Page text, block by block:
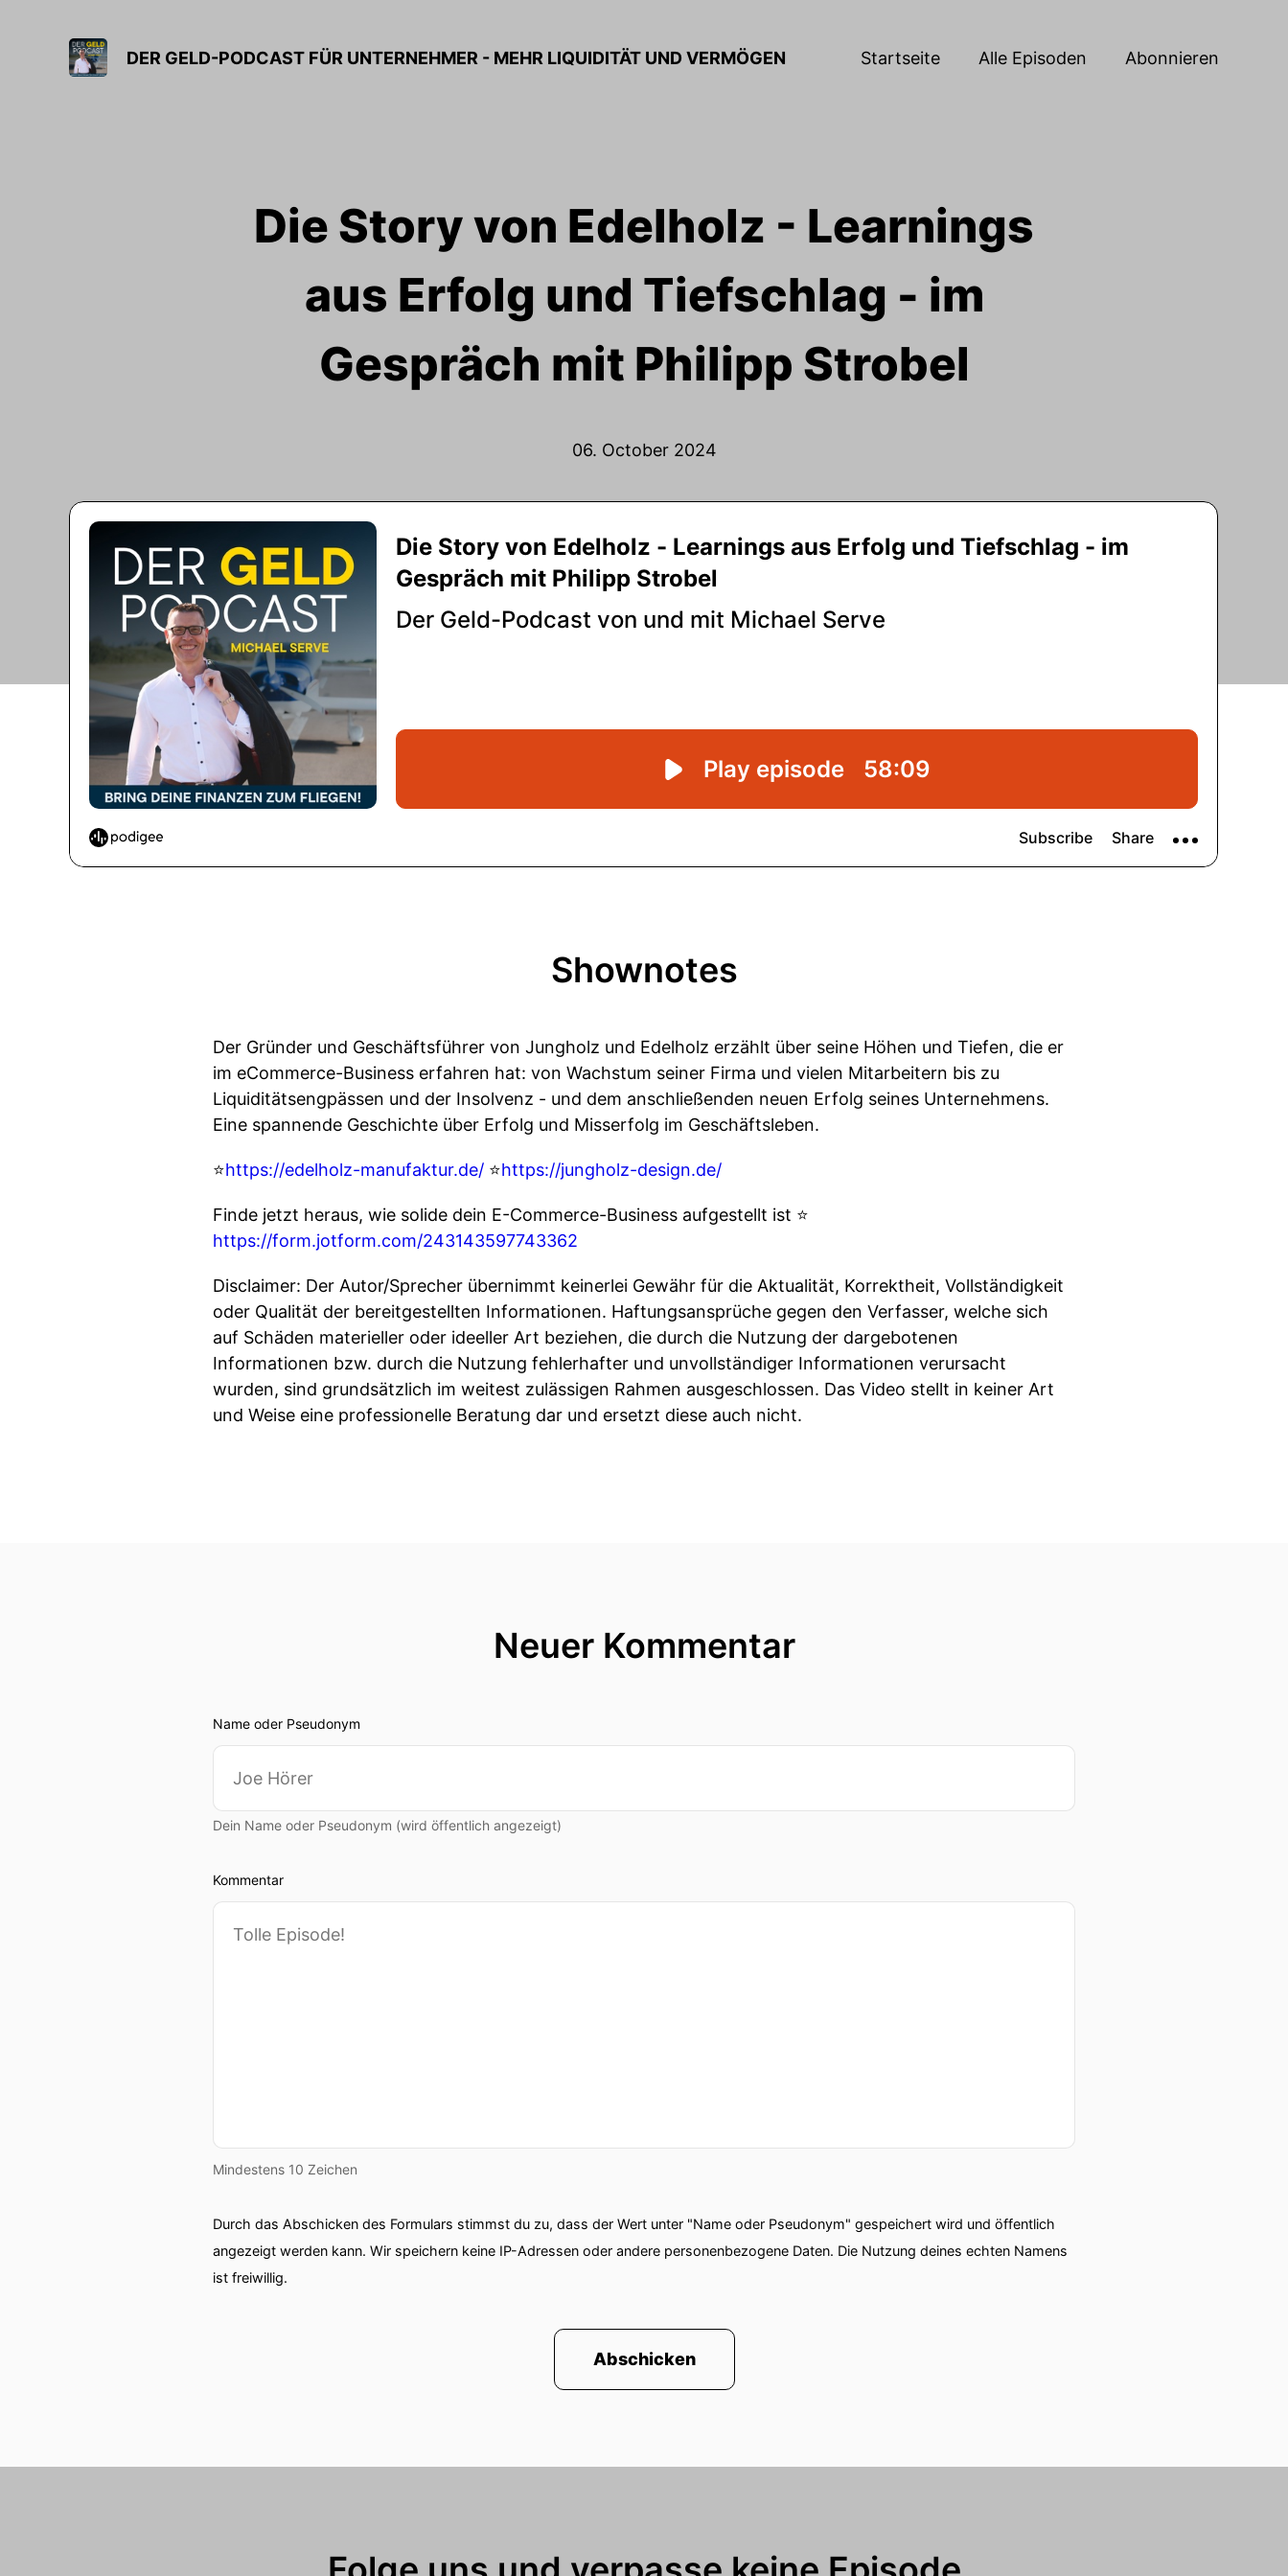
DER GELD-PODCAST FÜR UNTERNEHMER - MEHR LIQUIDITÄT UND VERMÖGEN Startseite Alle Episoden Abonnieren
Die Story von Edelholz - Learnings
aus Erfolg und Tiefschlag - im
Gespräch mit Philipp Strobel
06. October 2024
Shownotes
Der Gründer und Geschäftsführer von Jungholz und Edelholz erzählt über seine Höhen und Tiefen, die er
im eCommerce-Business erfahren hat: von Wachstum seiner Firma und vielen Mitarbeitern bis zu
Liquiditätsengpässen und der Insolvenz - und dem anschließenden neuen Erfolg seines Unternehmens.
Eine spannende Geschichte über Erfolg und Misserfolg im Geschäftsleben.
⭐https://edelholz-manufaktur.de/ ⭐https://jungholz-design.de/
Finde jetzt heraus, wie solide dein E-Commerce-Business aufgestellt ist ⭐
https://form.jotform.com/243143597743362
Disclaimer: Der Autor/Sprecher übernimmt keinerlei Gewähr für die Aktualität, Korrektheit, Vollständigkeit
oder Qualität der bereitgestellten Informationen. Haftungsansprüche gegen den Verfasser, welche sich
auf Schäden materieller oder ideeller Art beziehen, die durch die Nutzung der dargebotenen
Informationen bzw. durch die Nutzung fehlerhafter und unvollständiger Informationen verursacht
wurden, sind grundsätzlich im weitest zulässigen Rahmen ausgeschlossen. Das Video stellt in keiner Art
und Weise eine professionelle Beratung dar und ersetzt diese auch nicht.
Neuer Kommentar
Name oder Pseudonym
Dein Name oder Pseudonym (wird öffentlich angezeigt)
Kommentar
Mindestens 10 Zeichen
Durch das Abschicken des Formulars stimmst du zu, dass der Wert unter "Name oder Pseudonym" gespeichert wird und öffentlich
angezeigt werden kann. Wir speichern keine IP-Adressen oder andere personenbezogene Daten. Die Nutzung deines echten Namens
ist freiwillig.
Abschicken